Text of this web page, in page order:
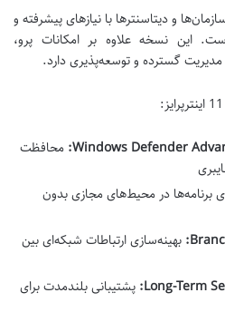
و دیتاسنترها با نیازهای پیشرفته و
این نسخه علاوه بر امکانات پرو،
گسترده و توسعه‌پذیری دارد.
:
Windows Defender محافظت
برنامه‌ها در محیط‌های مجازی بدون
بهینه‌سازی ارتباطات شبکه‌ای بین
Long-Term پشتیبانی بلندمدت برای